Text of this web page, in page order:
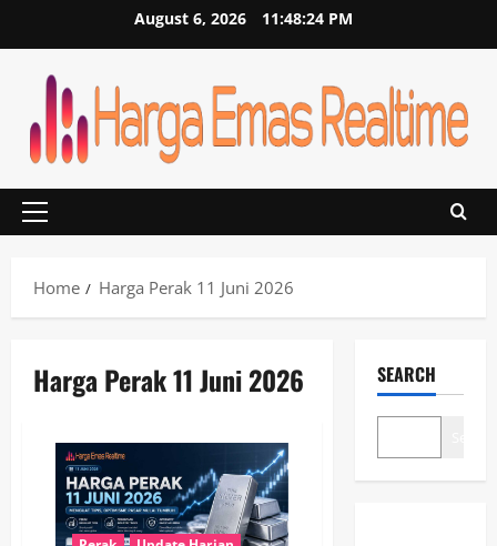
August 6, 2026 11:48:24 PM
Primary
Home
Harga Perak 11 Juni 2026
Harga Perak 11 Juni 2026 SEARCH